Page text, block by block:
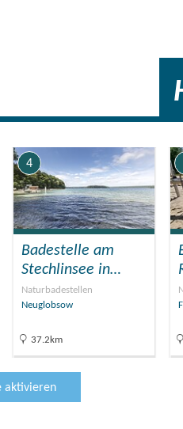
4
Badestelle am
Stechlinsee in…
Naturbadestellen
Neuglobsow
37.2km
aktivieren